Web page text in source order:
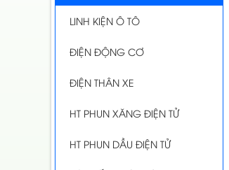
LINH KIỆN Ô TÔ
ĐIỆN ĐỘNG CƠ
ĐIỆN THÂN XE
HT PHUN XĂNG ĐIỆN TỬ
HT PHUN DẦU ĐIỆN TỬ